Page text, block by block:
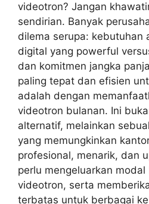
videotron? Jangan
sendirian. Banyak
dilema serupa: kebutuhan
digital yang powerful
dan komitmen jangka
paling tepat dan efisien
adalah dengan
videotron bulanan. Ini
alternatif, melainkan
yang memungkinkan
profesional, menarik, dan
perlu mengeluarkan
videotron, serta
terbatas untuk berbagai